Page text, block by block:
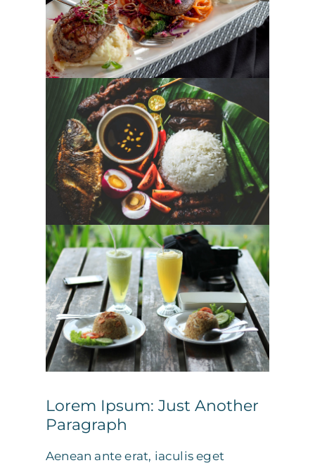
Lorem Ipsum: Just Another
Paragraph
Aenean ante erat, iaculis eget